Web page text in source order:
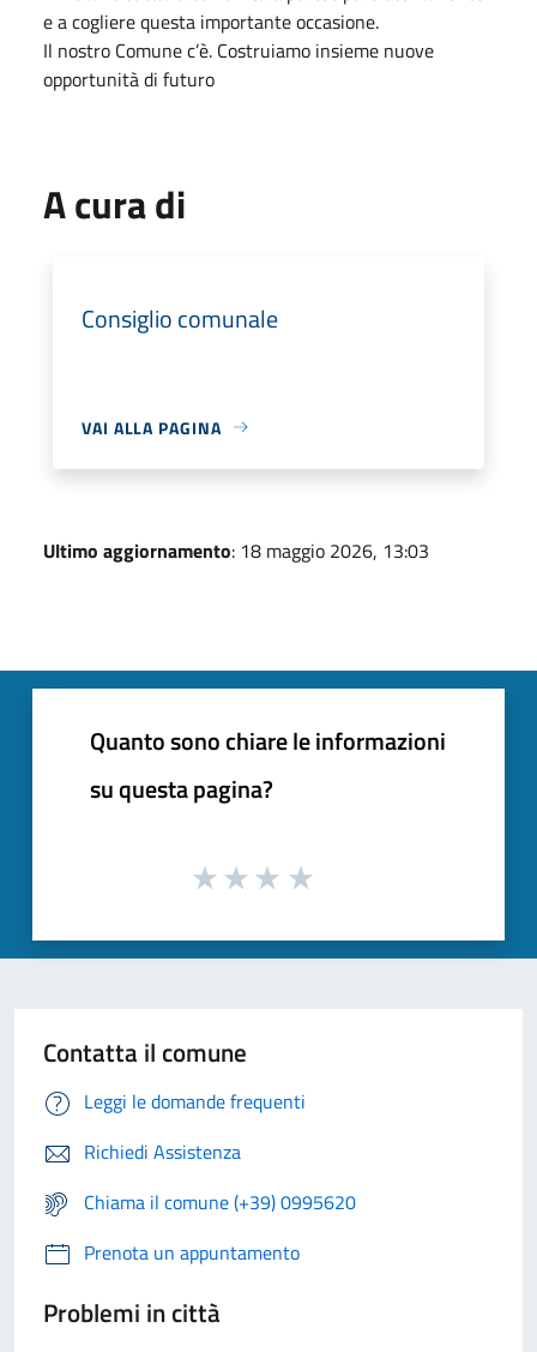
e a cogliere questa importante occasione.
Il nostro Comune c’è. Costruiamo insieme nuove
opportunità di futuro
A cura di
Consiglio comunale
VAI ALLA PAGINA
Ultimo aggiornamento: 18 maggio 2026, 13:03
Quanto sono chiare le informazioni
su questa pagina?
Contatta il comune
Leggi le domande frequenti
Richiedi Assistenza
Chiama il comune (+39) 0995620
Prenota un appuntamento
Problemi in città